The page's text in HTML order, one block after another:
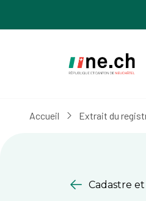
Accueil Extrait du
Cadastre